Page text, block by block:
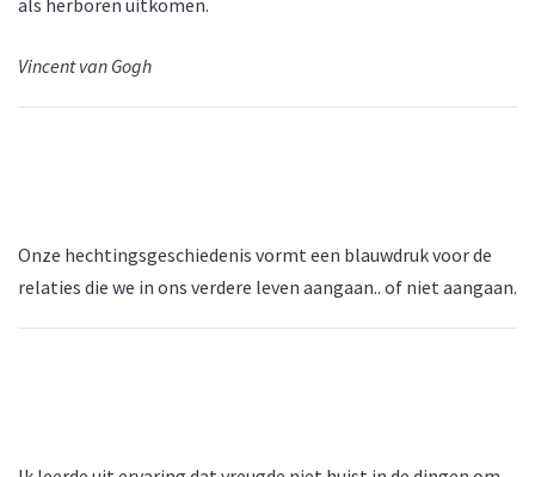
als herboren uitkomen.
Vincent van Gogh
Onze hechtingsgeschiedenis vormt een blauwdruk voor de
relaties die we in ons verdere leven aangaan.. of niet aangaan.